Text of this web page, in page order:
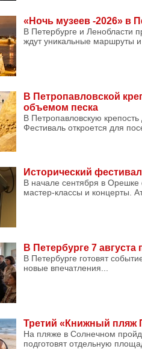
«Ночь музеев -2026» в
В Петербурге и Ленобласти
ждут уникальные маршруты
В Петропавловской
объемом песка
В Петропавловскую
Фестиваль откроется для
Исторический
В начале сентября в Орешке
мастер-классы и концерты.
В Петербурге 7
В Петербурге готовят
новые впечатления...
Третий «Книжный пляж
На пляже в Солнечном
подготовят отдельную